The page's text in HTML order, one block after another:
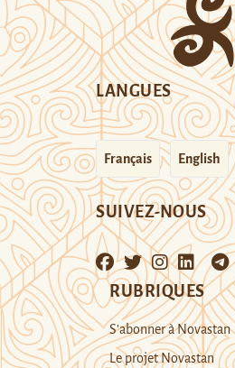
LANGUES
Français English
SUIVEZ-NOUS
RUBRIQUES
S’abonner à Novastan
Le projet Novastan